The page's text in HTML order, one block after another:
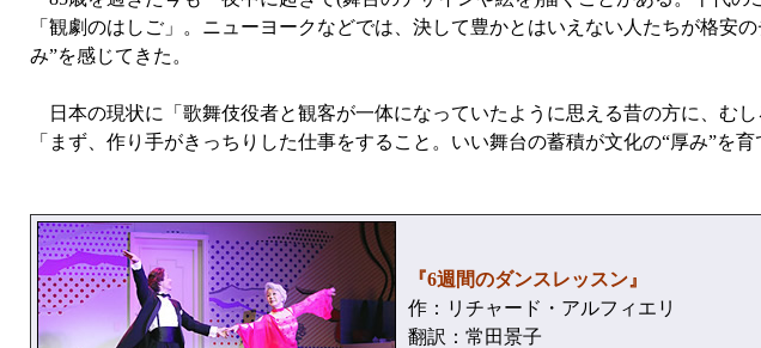
「観劇のはしご」。ニューヨークなどでは、決して豊かとはいえない人たちが格安
み”を感じてきた。
日本の現状に「歌舞伎役者と観客が一体になっていたように思える昔の方に、む
「まず、作り手がきっちりした仕事をすること。いい舞台の蓄積が文化の“厚み”を
『6週間のダンスレッスン』
作：リチャード・アルフィエリ
翻訳：常田景子